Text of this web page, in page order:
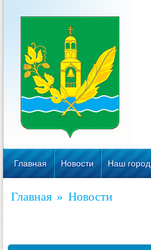
Главная Новости Наш город
Главная » Новости